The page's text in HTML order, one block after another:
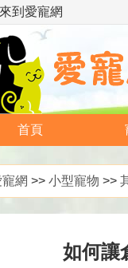
到愛寵網
首頁
網 >> 小型寵物 >>
如何讓